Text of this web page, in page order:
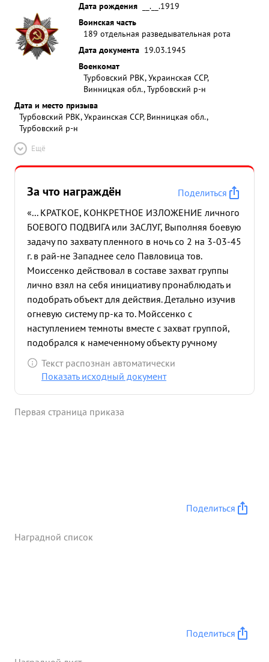
Дата рождения
__.__.1919
Воинская часть
189 отдельная разведывательная рота
Дата документа 19.03.1945
Военкомат
Турбовский РВК, Украинская ССР,
Винницкая обл., Турбовский р-н
Дата и место призыва
Турбовский РВК, Украинская ССР, Винницкая обл.,
Турбовский р-н
Ещё
За что награждён
Поделиться
«... КРАТКОЕ, КОНКРЕТНОЕ ИЗЛОЖЕНИЕ личного
БОЕВОГО ПОДВИГА или ЗАСЛУГ, Выполняя боевую
задачу по захвату пленного в ночь со 2 на 3-03-45
г. в рай-не Западнее село Павловица тов.
Моиссенко действовал в составе захват группы
лично взял на себя инициативу пронаблюдать и
подобрать объект для действия. Детально изучив
огневую систему пр-ка то. Мойссенко с
наступлением темноты вместе с захват группой,
подобрался к намеченному объекту ручному
пулемету противника в ю- 15 метр. забросал его
гранатами, чем самым вывел пулемет из строя,
документы пр-ка Кроме того т- Моиссенко
сведения о противнике. мужеством решительность
Текст распознан автоматически
Показать исходный документ
Первая страница приказа
Поделиться
Наградной список
Поделиться